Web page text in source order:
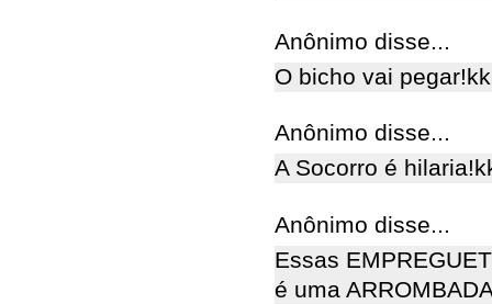
Anônimo disse...
O bicho vai
Anônimo disse...
A Socorro é
Anônimo disse...
Essas
é uma